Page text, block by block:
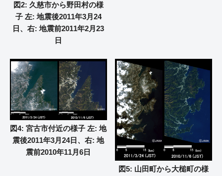
図2: 久慈市から野田村の様
子 左: 地震後2011年3月24
日、右: 地震前2011年2月23
日
図4: 宮古市付近の様子 左: 地
震後2011年3月24日、右: 地
震前2010年11月6日
図5: 山田町から大槌町の様